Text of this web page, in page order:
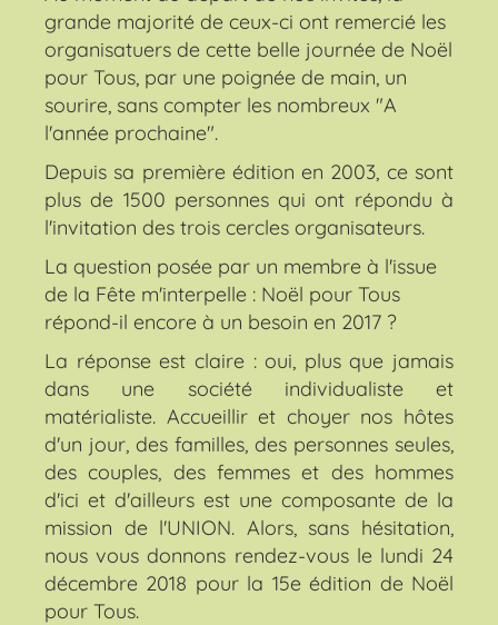
grande majorité de ceux-ci ont remercié les
organisatuers de cette belle journée de Noël
pour Tous, par une poignée de main, un
sourire, sans compter les nombreux "A
l'année prochaine".
Depuis sa première édition en 2003, ce sont
plus de 1500 personnes qui ont répondu à
l'invitation des trois cercles organisateurs.
La question posée par un membre à l'issue
de la Fête m'interpelle : Noël pour Tous
répond-il encore à un besoin en 2017 ?
La réponse est claire : oui, plus que jamais
dans une société individualiste et
matérialiste. Accueillir et choyer nos hôtes
d'un jour, des familles, des personnes seules,
des couples, des femmes et des hommes
d'ici et d'ailleurs est une composante de la
mission de l'UNION. Alors, sans hésitation,
nous vous donnons rendez-vous le lundi 24
décembre 2018 pour la 15e édition de Noël
pour Tous.